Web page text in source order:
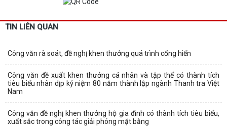
TIN LIÊN QUAN
Công văn rà soát, đề nghị khen thưởng quá trình cống hiến
Công văn đề xuất khen thưởng cá nhân và tập thể có thành tích
tiêu biểu nhân dịp kỷ niệm 80 năm thành lập ngành Thanh tra Việt
Nam
Công văn đề nghị khen thưởng hộ gia đình có thành tích tiêu biểu,
xuất sắc trong công tác giải phóng mặt bằng